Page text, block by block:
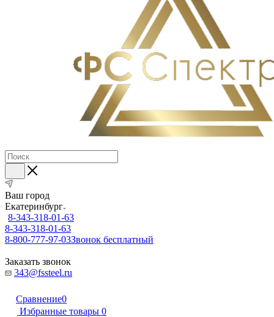
Ваш город
Екатеринбург
8-343-318-01-63
8-343-318-01-63
8-800-777-97-03Звонок бесплатный
Заказать звонок
343@fssteel.ru
Сравнение0
Избранные товары 0